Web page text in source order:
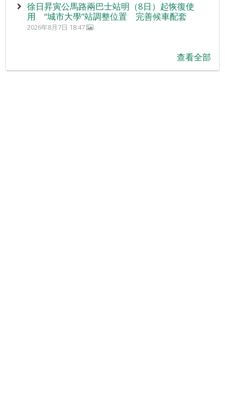
徐日昇寅公馬路兩巴士站明（8日）起恢復使
用 “城市大學”站調整位置 完善候車配套
2026年8月7日 18:47
查看全部